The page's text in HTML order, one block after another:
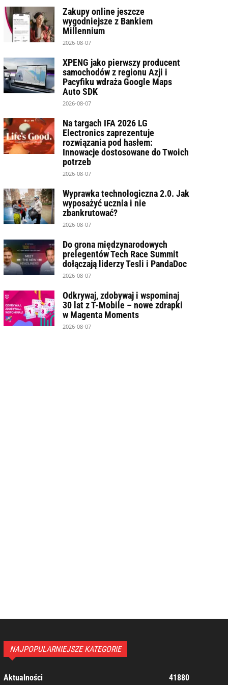
Zakupy online jeszcze
wygodniejsze z Bankiem
Millennium
2026-08-07
XPENG jako pierwszy producent
samochodów z regionu Azji i
Pacyfiku wdraża Google Maps
Auto SDK
2026-08-07
Na targach IFA 2026 LG
Electronics zaprezentuje
rozwiązania pod hasłem:
Innowacje dostosowane do Twoich
potrzeb
2026-08-07
Wyprawka technologiczna 2.0. Jak
wyposażyć ucznia i nie
zbankrutować?
2026-08-07
Do grona międzynarodowych
prelegentów Tech Race Summit
dołączają liderzy Tesli i PandaDoc
2026-08-07
Odkrywaj, zdobywaj i wspominaj
30 lat z T-Mobile – nowe zdrapki
w Magenta Moments
2026-08-07
NAJPOPULARNIEJSZE KATEGORIE
Aktualności 41880